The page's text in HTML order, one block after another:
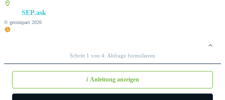
SEP.ask
© geoimpact 2026
Schritt 1 von 4: Abfrage formulieren
i Anleitung anzeigen